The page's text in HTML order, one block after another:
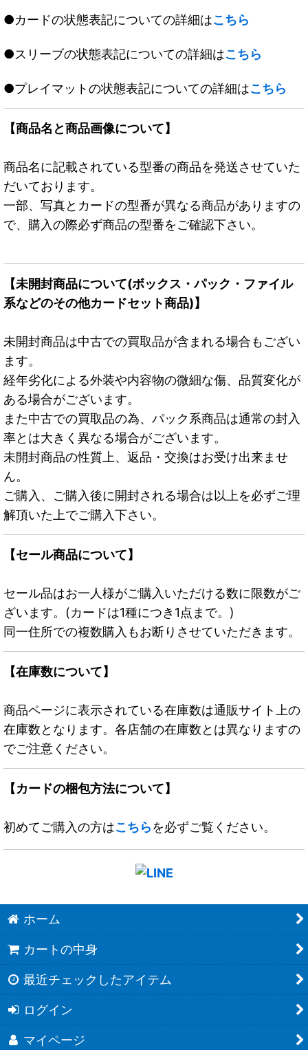
●カードの状態表記についての詳細はこちら
●スリーブの状態表記についての詳細はこちら
●プレイマットの状態表記についての詳細はこちら
【商品名と商品画像について】
商品名に記載されている型番の商品を発送させていた
だいております。
一部、写真とカードの型番が異なる商品がありますの
で、購入の際必ず商品の型番をご確認下さい。
【未開封商品について(ボックス・パック・ファイル
系などのその他カードセット商品)】
未開封商品は中古での買取品が含まれる場合もござい
ます。
経年劣化による外装や内容物の微細な傷、品質変化が
ある場合がございます。
また中古での買取品の為、パック系商品は通常の封入
率とは大きく異なる場合がございます。
未開封商品の性質上、返品・交換はお受け出来ませ
ん。
ご購入、ご購入後に開封される場合は以上を必ずご理
解頂いた上でご購入下さい。
【セール商品について】
セール品はお一人様がご購入いただける数に限数がご
ざいます。(カードは1種につき1点まで。)
同一住所での複数購入もお断りさせていただきます。
【在庫数について】
商品ページに表示されている在庫数は通販サイト上の
在庫数となります。各店舗の在庫数とは異なりますの
でご注意ください。
【カードの梱包方法について】
初めてご購入の方はこちらを必ずご覧ください。
ホーム
カートの中身
最近チェックしたアイテム
ログイン
マイページ